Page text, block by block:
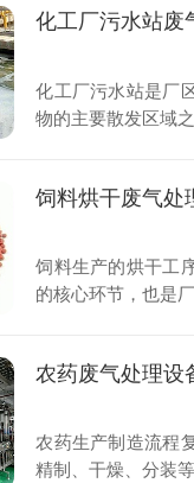
化工厂污水站废
化工厂污水站是厂
物的主要散发区域
饲料烘干废气处
饲料生产的烘干工
的核心环节，也是
农药生产制造流程
精制、干燥、分装